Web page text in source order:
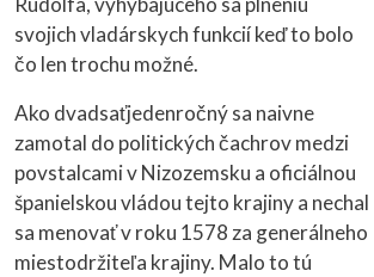
svojich vladárskych funkcií keď to bolo
čo len trochu možné.
Ako dvadsaťjedenročný sa naivne
zamotal do politických čachrov medzi
povstalcami v Nizozemsku a oficiálnou
španielskou vládou tejto krajiny a nechal
sa menovať v roku 1578 za generálneho
miestodržiteľa krajiny. Malo to tú